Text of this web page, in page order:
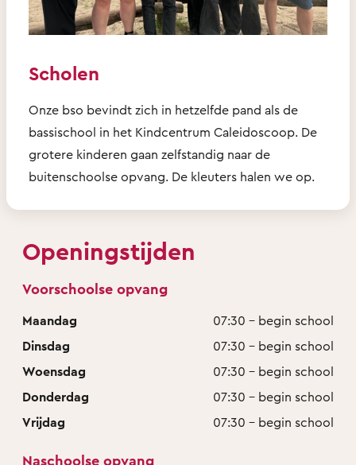
Scholen
Onze bso bevindt zich in hetzelfde pand als de
bassischool in het Kindcentrum Caleidoscoop. De
grotere kinderen gaan zelfstandig naar de
buitenschoolse opvang. De kleuters halen we op.
Openingstijden
Voorschoolse opvang
Maandag
07:30 - begin school
Dinsdag
07:30 - begin school
Woensdag
07:30 - begin school
Donderdag
07:30 - begin school
Vrijdag
07:30 - begin school
Naschoolse opvang